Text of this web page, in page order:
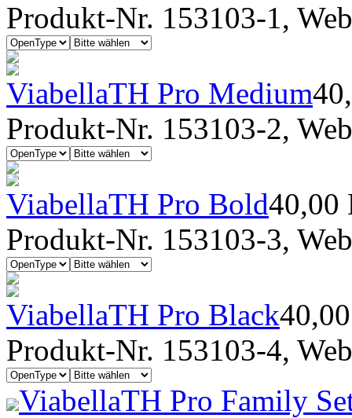
Produkt-Nr. 153103-1,
ViabellaTH Pro Medium
Produkt-Nr. 153103-2,
ViabellaTH Pro Bold40,00
Produkt-Nr. 153103-3,
ViabellaTH Pro Black
Produkt-Nr. 153103-4,
ViabellaTH Pro Family